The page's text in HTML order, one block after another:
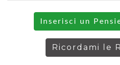
Inserisci un
Ricordami le